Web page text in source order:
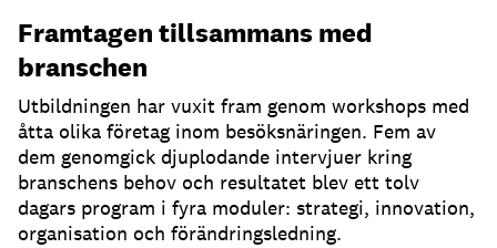
Framtagen tillsammans med
branschen
Utbildningen har vuxit fram genom workshops med
åtta olika företag inom besöksnäringen. Fem av
dem genomgick djuplodande intervjuer kring
branschens behov och resultatet blev ett tolv
dagars program i fyra moduler: strategi, innovation,
organisation och förändringsledning.